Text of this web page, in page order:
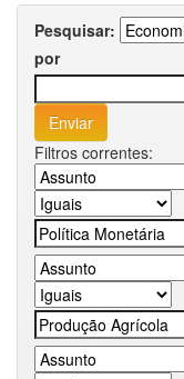
Pesquisar:
por
Filtros correntes: